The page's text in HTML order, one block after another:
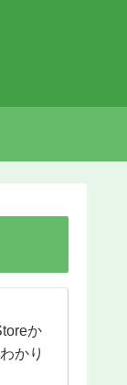
か
かり